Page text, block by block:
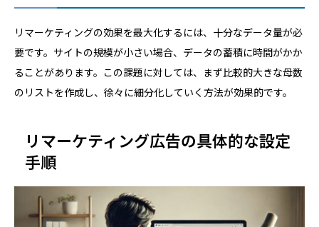
リマーケティングの効果を最大化するには、十分なデータ量が必
要です。サイトの規模が小さい場合、データの蓄積に時間がかか
ることがあります。この課題に対しては、まず比較的大きな母数
のリストを作成し、徐々に細分化していく方法が効果的です。
リマーケティング広告の具体的な設定
手順